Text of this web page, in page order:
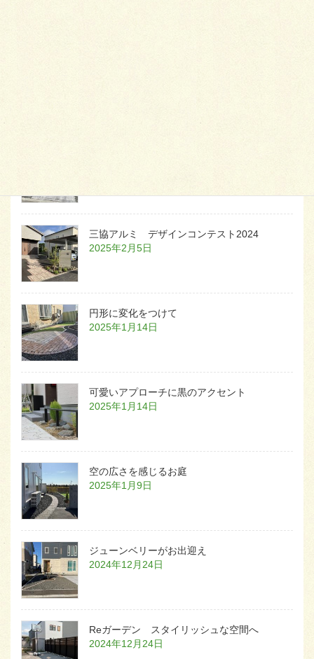
三協アルミ デザインコンテスト2024
2025年2月5日
円形に変化をつけて
2025年1月14日
可愛いアプローチに黒のアクセント
2025年1月14日
空の広さを感じるお庭
2025年1月9日
ジューンベリーがお出迎え
2024年12月24日
Reガーデン スタイリッシュな空間へ
2024年12月24日